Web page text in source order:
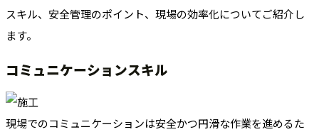
スキル、安全管理のポイント、現場の効率化についてご紹介し
ます。
コミュニケーションスキル
現場でのコミュニケーションは安全かつ円滑な作業を進めるた